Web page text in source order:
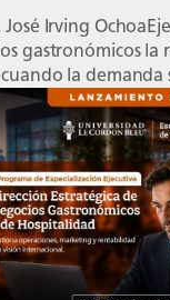
José Irving
gastronómicos la
la demanda
planificada,
la calidad,
se define en
puede registrar
así, […]